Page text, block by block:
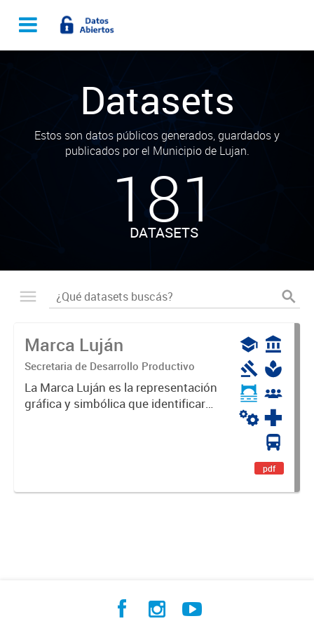
Datasets
Estos son datos públicos generados, guardados y
publicados por el Municipio de Lujan.
181
DATASETS
Marca Luján
Secretaria de Desarrollo Productivo
La Marca Luján es la representación
gráfica y simbólica que identificará
pdf